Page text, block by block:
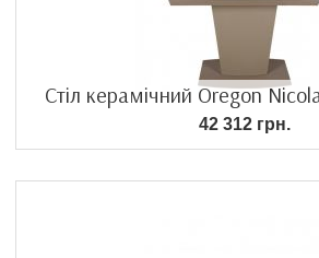
Стіл керамічний Oregon
42 312 грн.